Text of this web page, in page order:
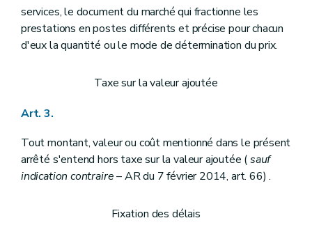
services, le document du marché qui fractionne les
prestations en postes différents et précise pour chacun
d'eux la quantité ou le mode de détermination du prix.
Taxe sur la valeur ajoutée
Art. 3.
Tout montant, valeur ou coût mentionné dans le présent
arrêté s'entend hors taxe sur la valeur ajoutée (sauf
indication contraire– AR du 7 février 2014, art. 66) .
Fixation des délais